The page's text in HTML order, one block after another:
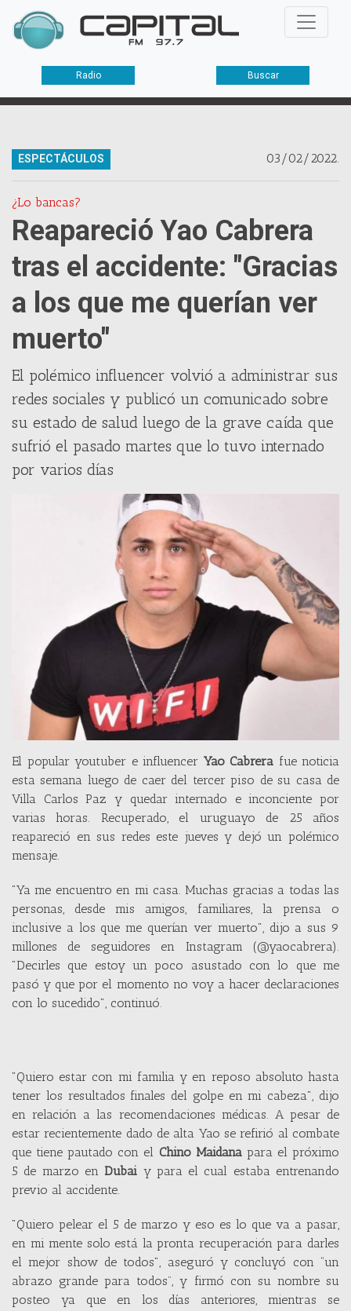
Radio Buscar
03/02/2022.
ESPECTÁCULOS
¿Lo bancas?
Reapareció Yao Cabrera
tras el accidente: "Gracias
a los que me querían ver
muerto"
El polémico influencer volvió a administrar sus
redes sociales y publicó un comunicado sobre
su estado de salud luego de la grave caída que
sufrió el pasado martes que lo tuvo internado
por varios días
El popular youtuber e influencer Yao Cabrera fue noticia
esta semana luego de caer del tercer piso de su casa de
Villa Carlos Paz y quedar internado e inconciente por
varias horas. Recuperado, el uruguayo de 25 años
reapareció en sus redes este jueves y dejó un polémico
mensaje.
"Ya me encuentro en mi casa. Muchas gracias a todas las
personas, desde mis amigos, familiares, la prensa o
inclusive a los que me querían ver muerto", dijo a sus 9
millones de seguidores en Instagram (@yaocabrera).
"Decirles que estoy un poco asustado con lo que me
pasó y que por el momento no voy a hacer declaraciones
con lo sucedido", continuó.
"Quiero estar con mi familia y en reposo absoluto hasta
tener los resultados finales del golpe en mi cabeza", dijo
en relación a las recomendaciones médicas. A pesar de
estar recientemente dado de alta Yao se refirió al combate
que tiene pautado con el Chino Maidanapara el próximo
5 de marzo en Dubai y para el cual estaba entrenando
previo al accidente.
"Quiero pelear el 5 de marzo y eso es lo que va a pasar,
en mi mente solo está la pronta recuperación para darles
el mejor show de todos", aseguró y concluyó con “un
abrazo grande para todos”, y firmó con su nombre su
posteo ya que en los días anteriores, mientras se